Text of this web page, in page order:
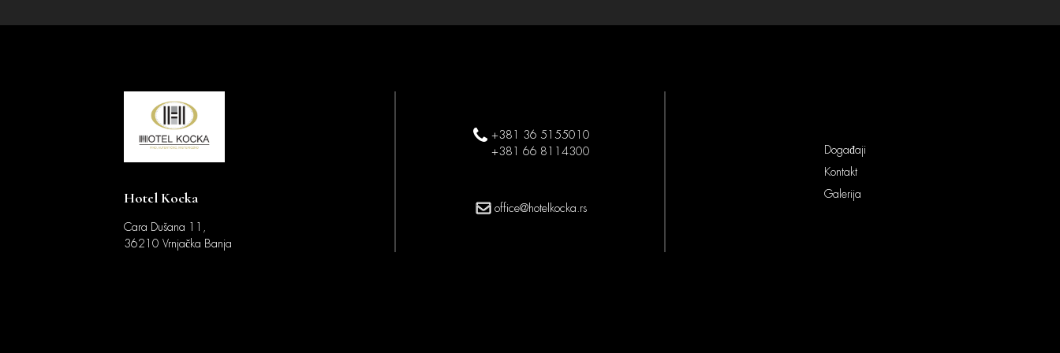
Hotel Kocka
Cara Dušana 11,
36210 Vrnjačka Banja
+381 36 5155010
+381 66 8114300
office@hotelkocka.rs
Događaji
Kontakt
Galerija